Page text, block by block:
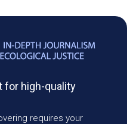
for high-quality
requires your